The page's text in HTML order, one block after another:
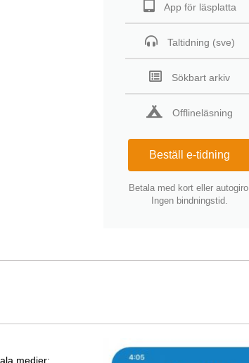
App för läsplatta
Taltidning (sve)
Sökbart arkiv
Offlineläsning
Beställ e-tidning
Betala med kort eller autogiro.
Ingen bindningstid.
medier: